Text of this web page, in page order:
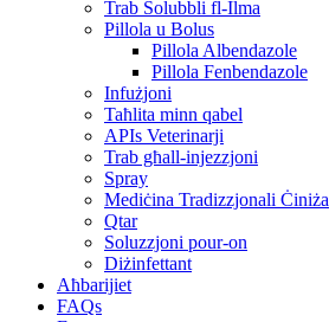
Trab Solubbli fl-Ilma
Pillola u Bolus
Pillola Albendazole
Pillola Fenbendazole
Infużjoni
Taħlita minn qabel
APIs Veterinarji
Trab għall-injezzjoni
Spray
Mediċina Tradizzjonali Ċiniża
Qtar
Soluzzjoni pour-on
Diżinfettant
Aħbarijiet
FAQs